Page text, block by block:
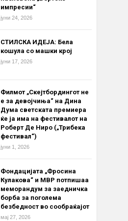
импресии“
јуни 24, 2026
СТИЛСКА ИДЕЈА: Бела
кошула со машки крој
јуни 17, 2026
Филмот „Скејтбордингот не
е за девојчиња“ на Дина
Дума светската премиера
ќе ја има на фестивалот на
Роберт Де Ниро („Трибека
фестивал“)
јуни 1, 2026
Фондацијата „Фросина
Кулакова“ и МВР потпишаа
меморандум за заедничка
борба за поголема
безбедност во сообраќајот
мај 27, 2026